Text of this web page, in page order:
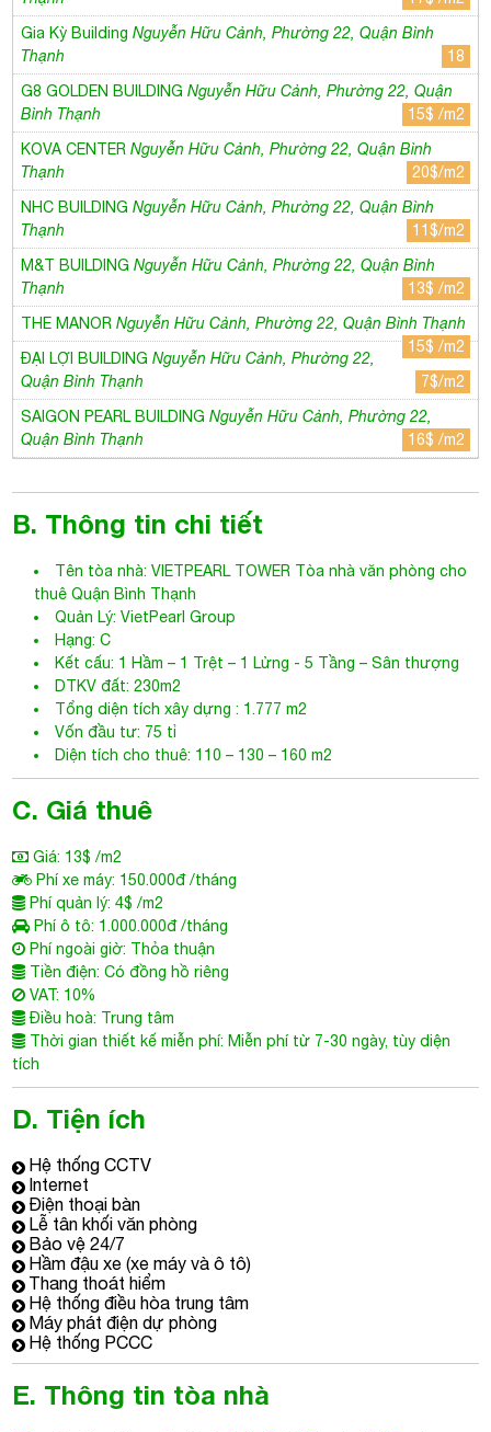
Gia Kỳ BuildingNguyễn Hữu Cảnh, Phường 22, Quận Bình
Thạnh
18
G8 GOLDEN BUILDINGNguyễn Hữu Cảnh, Phường 22, Quận
Bình Thạnh
15$ /m2
KOVA CENTERNguyễn Hữu Cảnh, Phường 22, Quận Bình
Thạnh
20$/m2
NHC BUILDINGNguyễn Hữu Cảnh, Phường 22, Quận Bình
Thạnh
11$/m2
M&T BUILDINGNguyễn Hữu Cảnh, Phường 22, Quận Bình
Thạnh
13$ /m2
THE MANORNguyễn Hữu Cảnh, Phường 22, Quận Bình Thạnh
15$ /m2
ĐẠI LỢI BUILDINGNguyễn Hữu Cảnh, Phường 22,
Quận Bình Thạnh
7$/m2
SAIGON PEARL BUILDINGNguyễn Hữu Cảnh, Phường 22,
Quận Bình Thạnh
16$ /m2
B. Thông tin chi tiết
Tên tòa nhà:VIETPEARL TOWER Tòa nhà văn phòng cho
thuê Quận Bình Thạnh
Quản Lý: VietPearl Group
Hạng: C
Kết cấu: 1 Hầm – 1 Trệt – 1 Lửng - 5 Tầng – Sân thượng
DTKV đất: 230m2
Tổng diện tích xây dựng : 1.777 m2
Vốn đầu tư: 75 tỉ
Diện tích cho thuê: 110 – 130 – 160 m2
C. Giá thuê
Giá: 13$ /m2
Phí xe máy: 150.000đ /tháng
Phí quản lý: 4$ /m2
Phí ô tô: 1.000.000đ /tháng
Phí ngoài giờ: Thỏa thuận
Tiền điện: Có đồng hồ riêng
VAT: 10%
Điều hoà: Trung tâm
Thời gian thiết kế miễn phí: Miễn phí từ 7-30 ngày, tùy diện
tích
D. Tiện ích
Hệ thống CCTV
Internet
Điện thoại bàn
Lễ tân khối văn phòng
Bảo vệ 24/7
Hầm đậu xe (xe máy và ô tô)
Thang thoát hiểm
Hệ thống điều hòa trung tâm
Máy phát điện dự phòng
Hệ thống PCCC
E. Thông tin tòa nhà